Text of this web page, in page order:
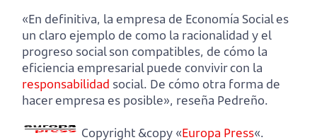
«En definitiva, la empresa de Economía Social es
un claro ejemplo de como la racionalidad y el
progreso social son compatibles, de cómo la
eficiencia empresarial puede convivir con la
responsabilidad social. De cómo otra forma de
hacer empresa es posible», reseña Pedreño.
Copyright &copy «Europa Press«.